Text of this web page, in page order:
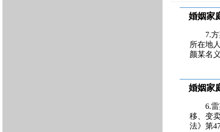
婚姻家
7.
所在地
颜某名
婚姻家
6.
移、变
法》第